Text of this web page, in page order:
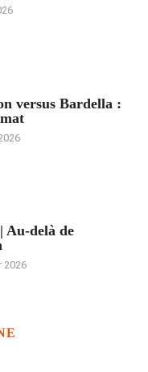
versus Bardella :
Au-delà de
2026